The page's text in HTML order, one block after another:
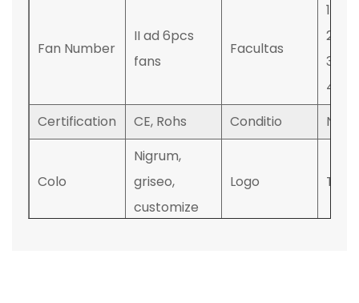
Fan Number
II ad 6pcs
fans
Facultas
12u,
27u,
37u,
47u
Certification
CE, Rohs Conditio
Colo
Nigrum,
griseo,
customize
Logo Tzxi;